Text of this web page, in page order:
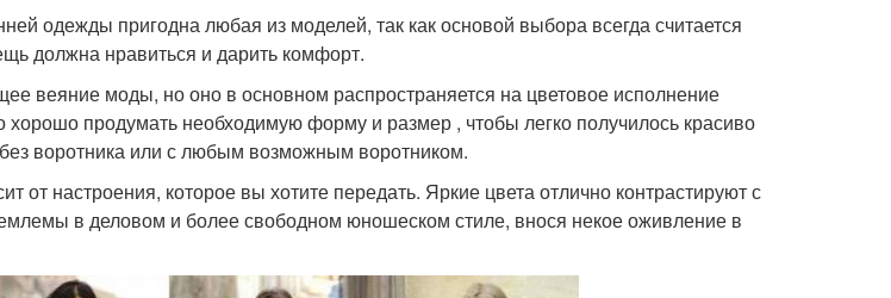
одежды пригодна любая из моделей, так как основой выбора всегда считается
должна нравиться и дарить комфорт.
веяние моды, но оно в основном распространяется на цветовое исполнение
продумать необходимую форму и размер , чтобы легко получилось красиво
воротника или с любым возможным воротником.
от настроения, которое вы хотите передать. Яркие цвета отлично контрастируют с
в деловом и более свободном юношеском стиле, внося некое оживление в